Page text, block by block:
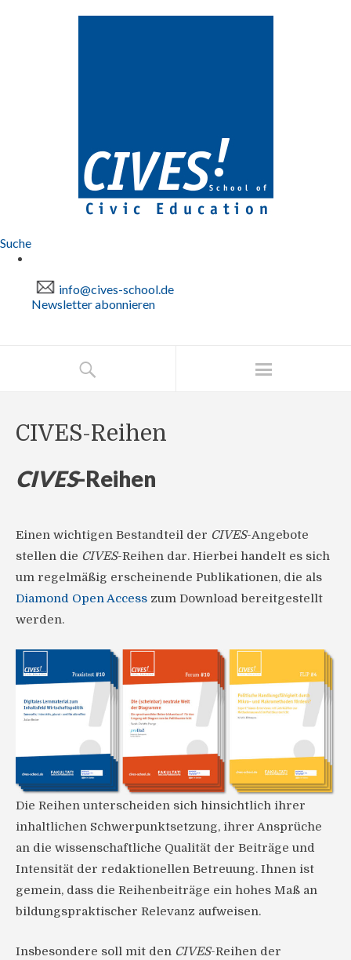
Suche
info@cives-school.de
Newsletter abonnieren
CIVES-Reihen
CIVES-Reihen
Einen wichtigen Bestandteil der CIVES-Angebote
stellen die CIVES-Reihen dar. Hierbei handelt es sich
um regelmäßig erscheinende Publikationen, die als
Diamond Open Access zum Download bereitgestellt
werden.
Die Reihen unterscheiden sich hinsichtlich ihrer
inhaltlichen Schwerpunktsetzung, ihrer Ansprüche
an die wissenschaftliche Qualität der Beiträge und
Intensität der redaktionellen Betreuung. Ihnen ist
gemein, dass die Reihenbeiträge ein hohes Maß an
bildungspraktischer Relevanz aufweisen.
Insbesondere soll mit den CIVES-Reihen der